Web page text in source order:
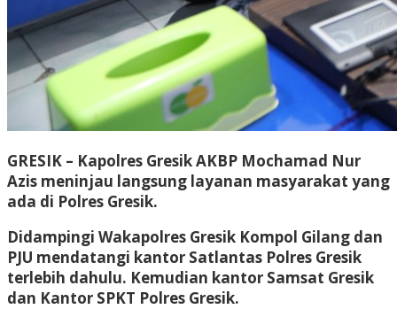
GRESIK – Kapolres Gresik AKBP Mochamad Nur
Azis meninjau langsung layanan masyarakat yang
ada di Polres Gresik.
Didampingi Wakapolres Gresik Kompol Gilang dan
PJU mendatangi kantor Satlantas Polres Gresik
terlebih dahulu. Kemudian kantor Samsat Gresik
dan Kantor SPKT Polres Gresik.